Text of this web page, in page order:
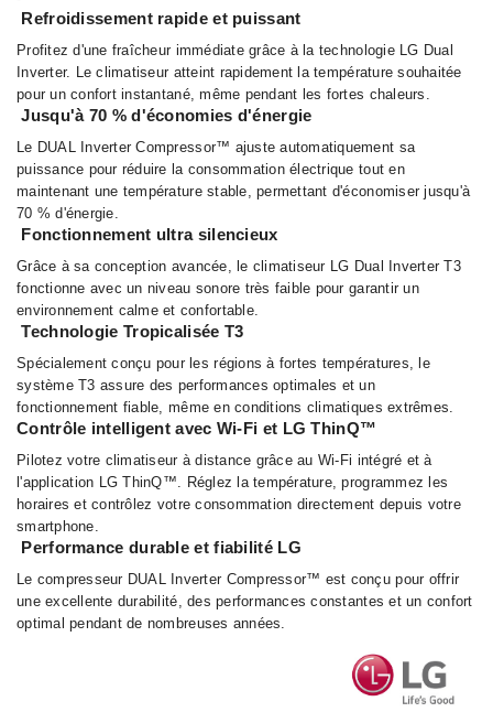
Refroidissement rapide et puissant
Profitez d'une fraîcheur immédiate grâce à la technologie LG Dual
Inverter. Le climatiseur atteint rapidement la température souhaitée
pour un confort instantané, même pendant les fortes chaleurs.
Jusqu'à 70 % d'économies d'énergie
Le DUAL Inverter Compressor™ ajuste automatiquement sa
puissance pour réduire la consommation électrique tout en
maintenant une température stable, permettant d'économiser jusqu'à
70 % d'énergie.
Fonctionnement ultra silencieux
Grâce à sa conception avancée, le climatiseur LG Dual Inverter T3
fonctionne avec un niveau sonore très faible pour garantir un
environnement calme et confortable.
Technologie Tropicalisée T3
Spécialement conçu pour les régions à fortes températures, le
système T3 assure des performances optimales et un
fonctionnement fiable, même en conditions climatiques extrêmes.
Contrôle intelligent avec Wi-Fi et LG ThinQ™
Pilotez votre climatiseur à distance grâce au Wi-Fi intégré et à
l'application LG ThinQ™. Réglez la température, programmez les
horaires et contrôlez votre consommation directement depuis votre
smartphone.
Performance durable et fiabilité LG
Le compresseur DUAL Inverter Compressor™ est conçu pour offrir
une excellente durabilité, des performances constantes et un confort
optimal pendant de nombreuses années.